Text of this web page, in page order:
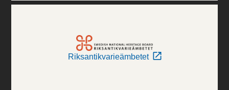
Riksantikvarieämbetet